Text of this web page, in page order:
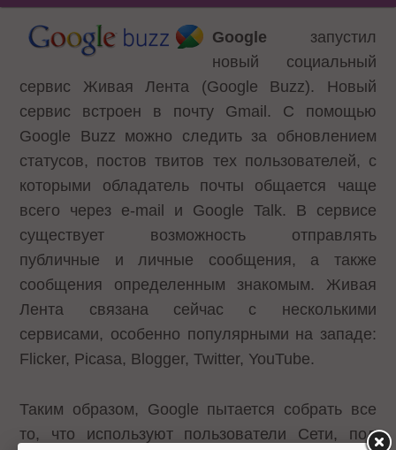
Google запустил
новый социальный
сервис Живая Лента (Google Buzz). Новый
сервис встроен в почту Gmail. С помощью
Google Buzz можно следить за обновлением
статусов, постов твитов тех пользователей, с
которыми обладатель почты общается чаще
всего через e-mail и Google Talk. В сервисе
существует возможность отправлять
публичные и личные сообщения, а также
сообщения определенным знакомым. Живая
Лента связана сейчас с несколькими
сервисами, особенно популярными на западе:
Flicker, Picasa, Blogger, Twitter, YouTube.
Таким образом, Google пытается собрать все
то, что используют пользователи Сети, под